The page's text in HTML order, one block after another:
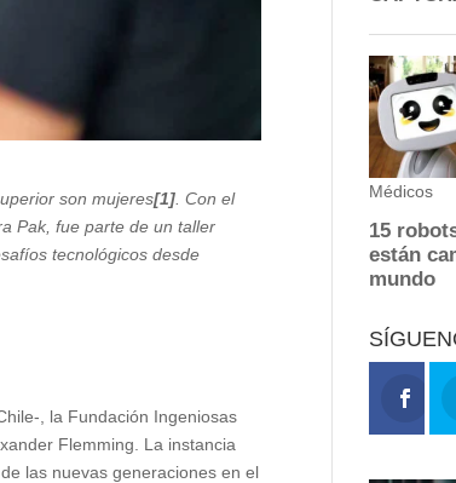
son mujeres[1] . Con el
Pak, fue parte de un taller
tecnológicos desde
, la Fundación Ingeniosas
Flemming. La instancia
las nuevas generaciones en el